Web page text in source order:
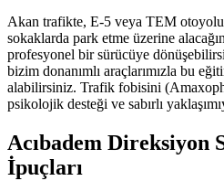
Akan trafikte, E-5 veya TEM
sokaklarda park etme üzerine
profesyonel bir sürücüye
bizim donanımlı araçlarımızla bu
alabilirsiniz. Trafik fobisini
psikolojik desteği ve sabırlı
Acıbadem Direksiyon
İpuçları